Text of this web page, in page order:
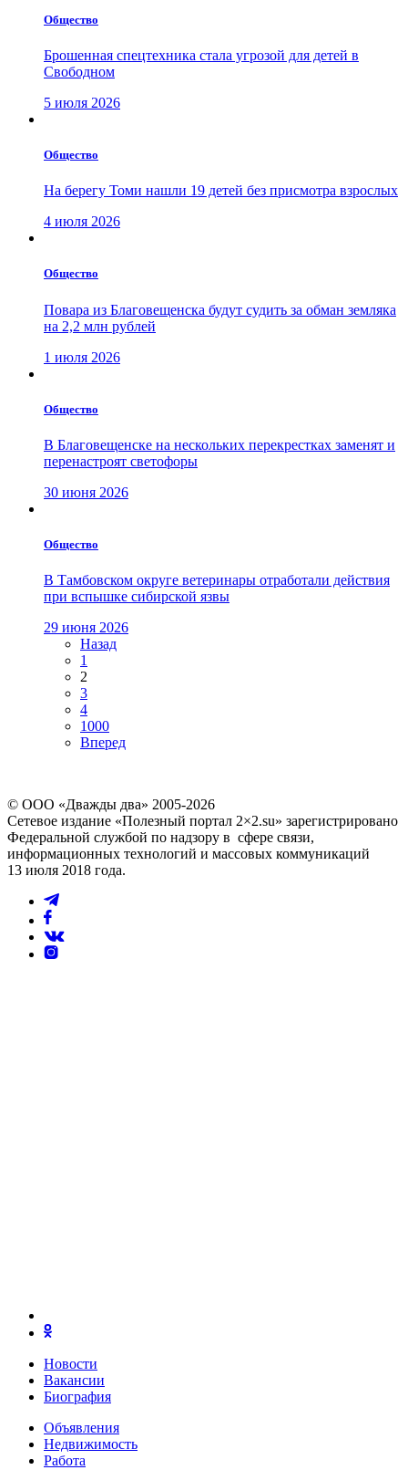
Общество
Брошенная спецтехника стала угрозой для детей в
Свободном
5 июля 2026
Общество
На берегу Томи нашли 19 детей без присмотра взрослых
4 июля 2026
Общество
Повара из Благовещенска будут судить за обман земляка
на 2,2 млн рублей
1 июля 2026
Общество
В Благовещенске на нескольких перекрестках заменят и
перенастроят светофоры
30 июня 2026
Общество
В Тамбовском округе ветеринары отработали действия
при вспышке сибирской язвы
29 июня 2026
Назад
1
2
3
4
1000
Вперед
© ООО «Дважды два» 2005-2026
Сетевое издание «Полезный портал 2×2.su» зарегистрировано
Федеральной службой по надзору в сфере связи,
информационных технологий и массовых коммуникаций
13 июля 2018 года.
Новости
Вакансии
Биография
Объявления
Недвижимость
Работа